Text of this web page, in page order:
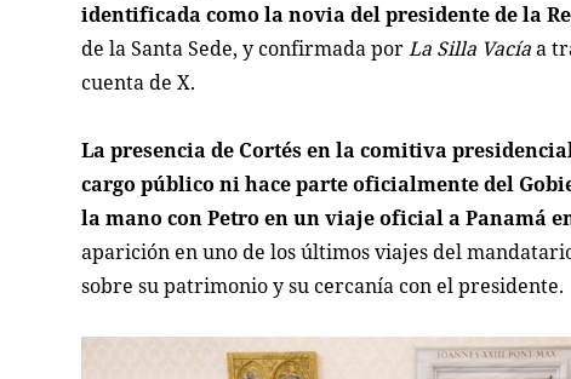
identificada como la novia del presidente de la
de la Santa Sede, y confirmada porLa Silla Vacíaa
cuenta de X.
La presencia de Cortés en la comitiva
cargo público ni hace parte oficialmente del
la mano con Petro en un viaje oficial a Panamá
aparición en uno de los últimos viajes del
sobre su patrimonio y su cercanía con el presidente.